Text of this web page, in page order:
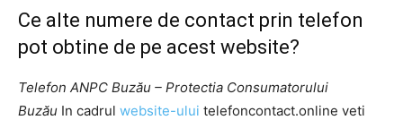
Ce alte numere de contact prin telefon
pot obtine de pe acest website?
Telefon ANPC Buzău – Protectia Consumatorului
Buzău In cadrul website-ului telefoncontact.online veti